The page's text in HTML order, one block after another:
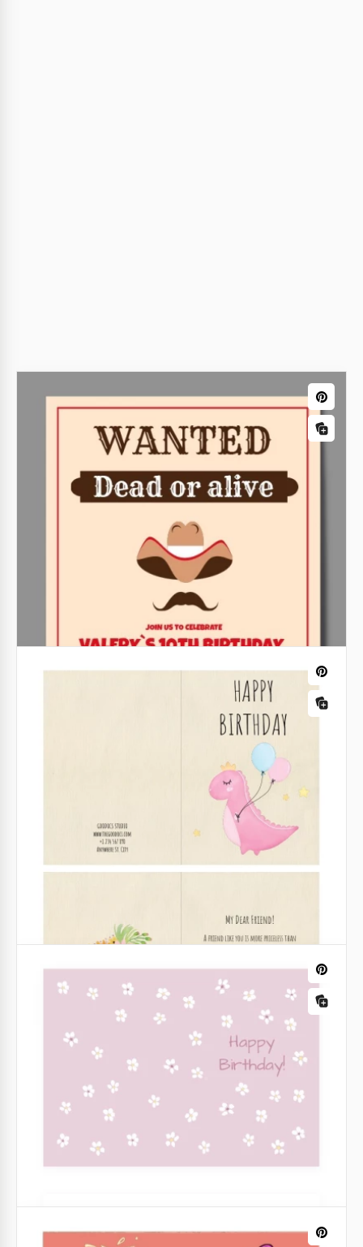
Carte d'anniversaire
exemple d'une telle création. Une affiche de
recherche est une idée vraiment cool pour une telle
carte.
Google Docs
joyeux.
Voulez-vous créer une carte postale authentique